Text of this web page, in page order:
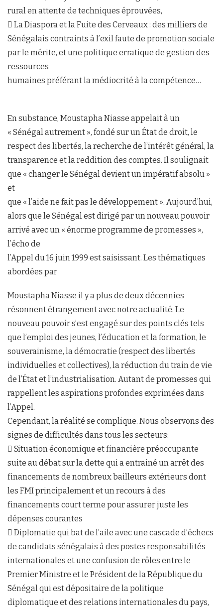
rural en attente de techniques éprouvées,
 La Diaspora et la Fuite des Cerveaux : des milliers de
Sénégalais contraints à l’exil faute de promotion sociale
par le mérite, et une politique erratique de gestion des
ressources
humaines préférant la médiocrité à la compétence…
En substance, Moustapha Niasse appelait à un
« Sénégal autrement », fondé sur un État de droit, le
respect des libertés, la recherche de l’intérêt général, la
transparence et la reddition des comptes. Il soulignait
que « changer le Sénégal devient un impératif absolu »
et
que « l’aide ne fait pas le développement ». Aujourd’hui,
alors que le Sénégal est dirigé par un nouveau pouvoir
arrivé avec un « énorme programme de promesses »,
l’écho de
l’Appel du 16 juin 1999 est saisissant. Les thématiques
abordées par
Moustapha Niasse il y a plus de deux décennies
résonnent étrangement avec notre actualité. Le
nouveau pouvoir s’est engagé sur des points clés tels
que l’emploi des jeunes, l’éducation et la formation, le
souverainisme, la démocratie (respect des libertés
individuelles et collectives), la réduction du train de vie
de l’État et l’industrialisation. Autant de promesses qui
rappellent les aspirations profondes exprimées dans
l’Appel.
Cependant, la réalité se complique. Nous observons des
signes de difficultés dans tous les secteurs:
 Situation économique et financière préoccupante
suite au débat sur la dette qui a entrainé un arrêt des
financements de nombreux bailleurs extérieurs dont
les FMI principalement et un recours à des
financements court terme pour assurer juste les
dépenses courantes
 Diplomatie qui bat de l’aile avec une cascade d’échecs
de candidats sénégalais à des postes responsabilités
internationales et une confusion de rôles entre le
Premier Ministre et le Président de la République du
Sénégal qui est dépositaire de la politique
diplomatique et des relations internationales du pays,